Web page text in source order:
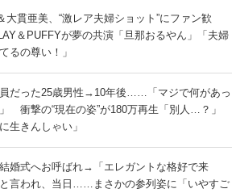
大貫亜美、“激レア夫婦ショット”にファン歓
＆PUFFYが夢の共演「旦那おるやん」「夫婦
るの尊い！」
だった25歳男性→10年後……「マジで何があっ
衝撃の“現在の姿”が180万再生「別人…？」
生きんしゃい」
婚式へお呼ばれ→「エレガントな格好で来
言われ、当日……まさかの参列姿に「いやすご